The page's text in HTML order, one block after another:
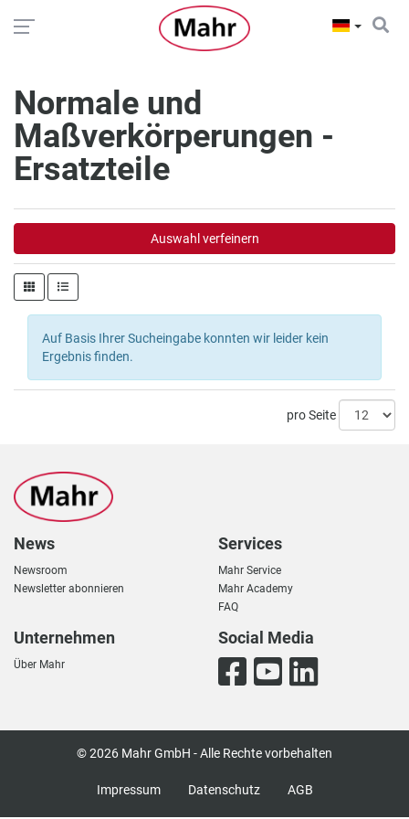
Normale und
Maßverkörperungen -
Ersatzteile
Auswahl verfeinern
Auf Basis Ihrer Sucheingabe konnten wir leider kein
Ergebnis finden.
pro Seite
News
Newsroom
Newsletter abonnieren
Services
Mahr Service
Mahr Academy
FAQ
Unternehmen
Über Mahr
Social Media
© 2026 Mahr GmbH - Alle Rechte vorbehalten
Impressum Datenschutz AGB